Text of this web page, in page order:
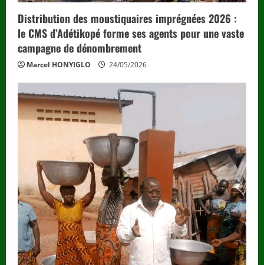
Distribution des moustiquaires imprégnées 2026 :
le CMS d’Adétikopé forme ses agents pour une vaste
campagne de dénombrement
Marcel HONYIGLO 24/05/2026